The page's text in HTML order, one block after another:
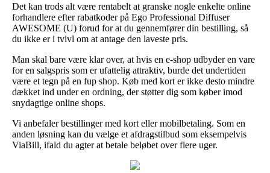
Det kan trods alt være rentabelt at granske nogle enkelte online
forhandlere efter rabatkoder på Ego Professional Diffuser
AWESOME (U) forud for at du gennemfører din bestilling, så
du ikke er i tvivl om at antage den laveste pris.
Man skal bare være klar over, at hvis en e-shop udbyder en vare
for en salgspris som er ufattelig attraktiv, burde det undertiden
være et tegn på en fup shop. Køb med kort er ikke desto mindre
dækket ind under en ordning, der støtter dig som køber imod
snydagtige online shops.
Vi anbefaler bestillinger med kort eller mobilbetaling. Som en
anden løsning kan du vælge et afdragstilbud som eksempelvis
ViaBill, ifald du agter at betale beløbet over flere uger.